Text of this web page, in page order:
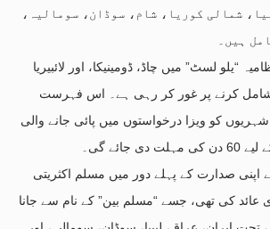
شمالی کوریا، شام، سوڈان، سومالیہ،
ہیں۔
“یلو لسٹ” میں چاڈ، ڈومینیکا، اور لائبیریا
کو شامل کرنے پر غور کر رہی ہے۔ اس فہرست
کو ویزا درخواستوں میں پائی جانے والی
گی۔
صدارت کے پہلے دور میں مسلم اکثریتی
عائد کی تھی، جسے “مسلم بین” کے نام سے جانا